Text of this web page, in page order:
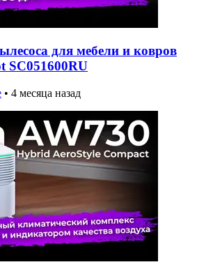
для мебели и ковров
SC051600RU
• 4 месяца назад